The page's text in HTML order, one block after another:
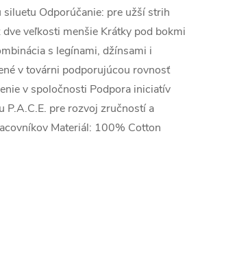
siluetu Odporúčanie: pre užší strih
veľkosti menšie Krátky pod bokmi
s legínami, džínsami i
v továrni podporujúcou rovnosť
v spoločnosti Podpora iniciatív
P.A.C.E. pre rozvoj zručností a
Materiál: 100% Cotton